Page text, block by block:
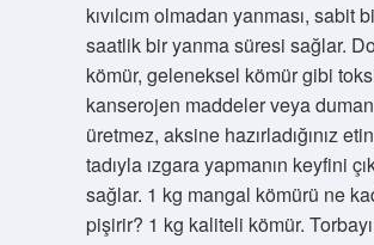
kıvılcım olmadan yanması, sabit
saatlik bir yanma süresi sağlar.
kömür, geleneksel kömür gibi
kanserojen maddeler veya duman
üretmez, aksine hazırladığınız
tadıyla ızgara yapmanın keyfini
sağlar. 1 kg mangal kömürü ne
pişirir? 1 kg kaliteli kömür.